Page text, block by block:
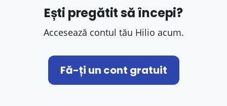
Ești pregătit să începi?
Accesează contul tău Hilio acum.
Fă-ți un cont gratuit